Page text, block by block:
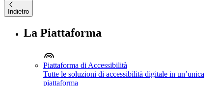
Indietro
La Piattaforma
Piattaforma di Accessibilità
Tutte le soluzioni di accessibilità digitale in un’unica
piattaforma